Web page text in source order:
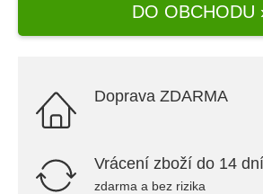
DO OBCHODU
Doprava ZDARMA
Vrácení zboží do 14 dní
zdarma a bez rizika